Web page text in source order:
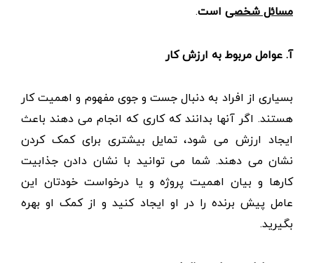
مسائل شخصی است.
آ. عوامل مربوط به ارزش کار
بسیاری از افراد به دنبال جست و جوی مفهوم و اهمیت کار
هستند. اگر آنها بدانند که کاری که انجام می دهند باعث
ایجاد ارزش می شود، تمایل بیشتری برای کمک کردن
نشان می دهند. شما می توانید با نشان دادن جذابیت
کارها و بیان اهمیت پروژه و یا درخواست خودتان این
عامل پیش برنده را در او ایجاد کنید و از کمک او بهره
بگیرید.